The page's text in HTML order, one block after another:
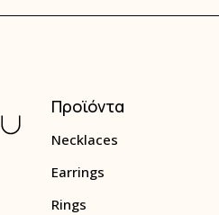
Προϊόντα
Necklaces
Earrings
Rings